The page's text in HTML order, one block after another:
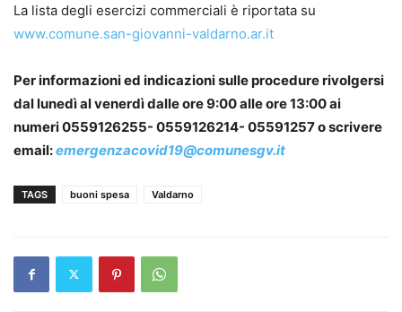
La lista degli esercizi commerciali è riportata su
www.comune.san-giovanni-valdarno.ar.it
Per informazioni ed indicazioni sulle procedure rivolgersi
dal lunedì al venerdì dalle ore 9:00 alle ore 13:00 ai
numeri 0559126255- 0559126214- 05591257 o scrivere
email:emergenzacovid19@comunesgv.it
TAGS buoni spesa Valdarno